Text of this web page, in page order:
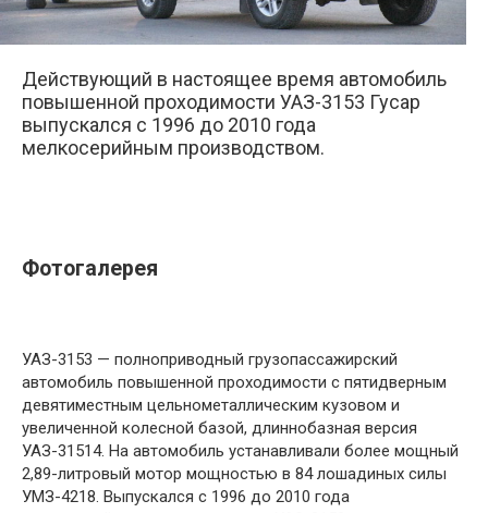
Действующий в настоящее время автомобиль
повышенной проходимости УАЗ-3153 Гусар
выпускался с 1996 до 2010 года
мелкосерийным производством.
Фотогалерея
УАЗ-3153 — полноприводный грузопассажирский
автомобиль повышенной проходимости с пятидверным
девятиместным цельнометаллическим кузовом и
увеличенной колесной базой, длиннобазная версия
УАЗ-31514. На автомобиль устанавливали более мощный
2,89-литровый мотор мощностью в 84 лошадиных силы
УМЗ-4218. Выпускался с 1996 до 2010 года